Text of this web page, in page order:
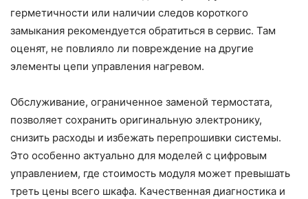
герметичности или наличии следов короткого
замыкания рекомендуется обратиться в сервис. Там
оценят, не повлияло ли повреждение на другие
элементы цепи управления нагревом.
Обслуживание, ограниченное заменой термостата,
позволяет сохранить оригинальную электронику,
снизить расходы и избежать перепрошивки системы.
Это особенно актуально для моделей с цифровым
управлением, где стоимость модуля может превышать
треть цены всего шкафа. Качественная диагностика и